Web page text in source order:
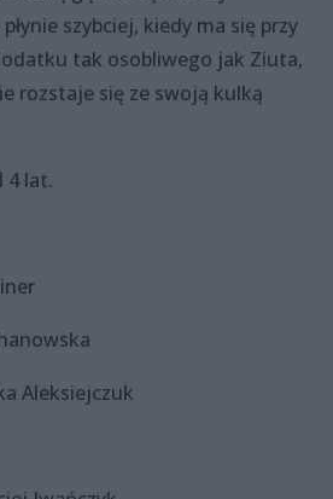
szybciej, kiedy ma się przy
tak osobliwego jak Ziuta,
rozstaje się ze swoją kulką
4 lat.
Aleksiejczuk